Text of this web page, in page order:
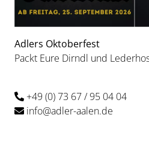
Adlers Oktoberfest
Packt Eure Dirndl und
+49 (0) 73 67 / 95 04 04
info@adler-aalen.de